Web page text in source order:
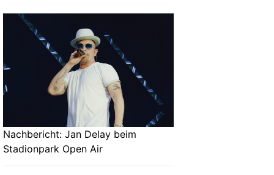
Nachbericht: Jan Delay beim
Stadionpark Open Air